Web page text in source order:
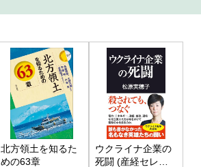
北方領土を知るた
めの63章
ウクライナ企業の
死闘 (産経セレク